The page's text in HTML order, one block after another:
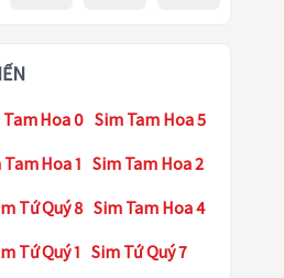
Hoa 0 Sim Tam Hoa 5
Hoa 1 Sim Tam Hoa 2
Tứ Quý 8 Sim Tam Hoa 4
Tứ Quý 1 Sim Tứ Quý 7